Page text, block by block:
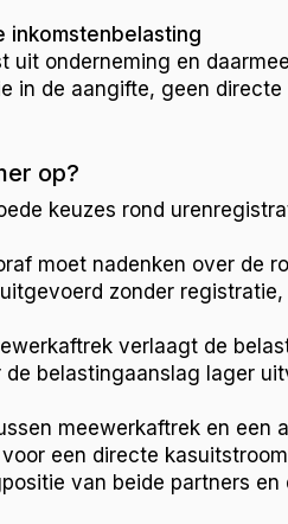
inkomstenbelasting
uit onderneming en
in de aangifte, geen directe
op?
keuzes rond
moet nadenken over de
zonder
verlaagt de
belastingaanslag lager
meewerkaftrek en een
een directe
van beide partners